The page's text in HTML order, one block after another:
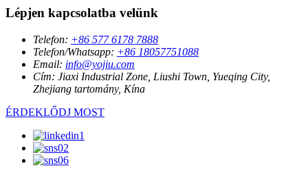
Lépjen kapcsolatba velünk
Telefon: +86 577 6178 7888
Telefon/Whatsapp: +86 18057751088
Email: info@yojiu.com
Cím: Jiaxi Industrial Zone, Liushi Town, Yueqing City,
Zhejiang tartomány, Kína
ÉRDEKLŐDJ MOST